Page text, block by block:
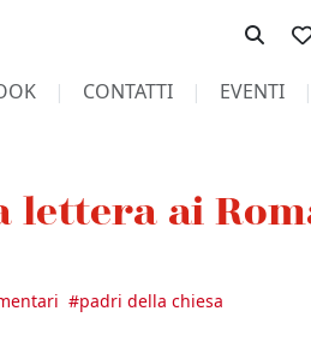
CONTATTI EVENTI
lettera ai
#padri della chiesa